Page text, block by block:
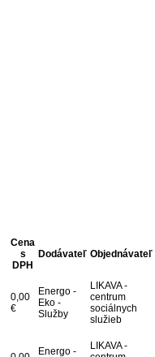
Cena
s
DPH
Dodávateľ Objednávateľ
0,00
€
Energo -
Eko -
Služby
LIKAVA -
centrum
sociálnych
služieb
Energo -
LIKAVA -